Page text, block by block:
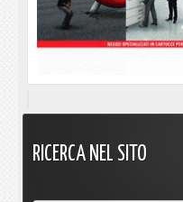
RICERCA NEL SITO